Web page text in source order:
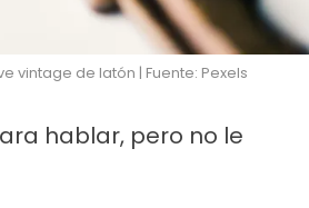
vintage de latón | Fuente: Pexels
hablar, pero no le